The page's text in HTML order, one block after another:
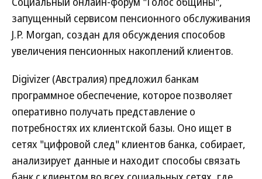
запущенный сервисом пенсионного обслуживания
J.P. Morgan, создан для обсуждения способов
увеличения пенсионных накоплений клиентов.
Digivizer (Австралия) предложил банкам
программное обеспечение, которое позволяет
оперативно получать представление о
потребностях их клиентской базы. Оно ищет в
сетях "цифровой след" клиентов банка, собирает,
анализирует данные и находит способы связать